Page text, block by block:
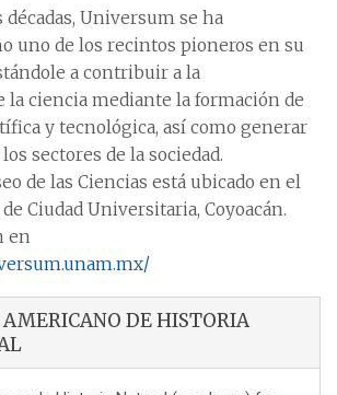
décadas, Universum se ha
uno de los recintos pioneros en su
a contribuir a la
la ciencia mediante la formación de
y tecnológica, así como generar
sectores de la sociedad.
de las Ciencias está ubicado en el
Ciudad Universitaria, Coyoacán.
en
DE HISTORIA